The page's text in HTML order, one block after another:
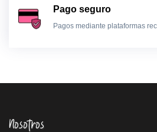
Pago seguro
Pagos mediante plataformas
Nosotros